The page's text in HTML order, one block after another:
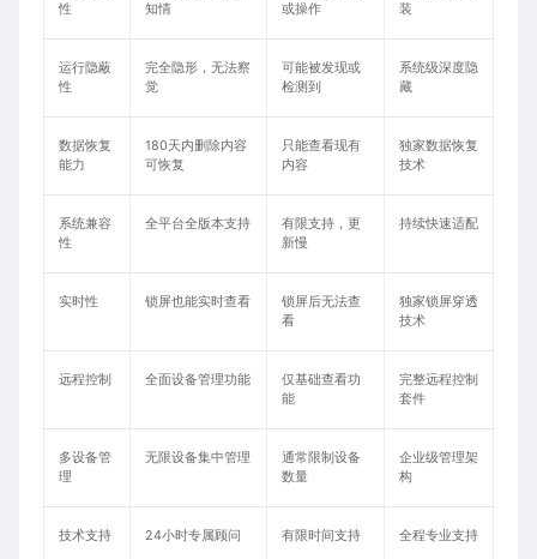
性
知情
或操作
装
运行隐蔽
性
完全隐形，无法察
觉
可能被发现或
检测到
系统级深度隐
藏
数据恢复
能力
180天内删除内容
可恢复
只能查看现有
内容
独家数据恢复
技术
系统兼容
性
全平台全版本支持
有限支持，更
新慢
持续快速适配
实时性 锁屏也能实时查看
锁屏后无法查
看
独家锁屏穿透
技术
远程控制 全面设备管理功能
仅基础查看功
能
完整远程控制
套件
多设备管
理
无限设备集中管理
通常限制设备
数量
企业级管理架
构
技术支持 24小时专属顾问 有限时间支持 全程专业支持